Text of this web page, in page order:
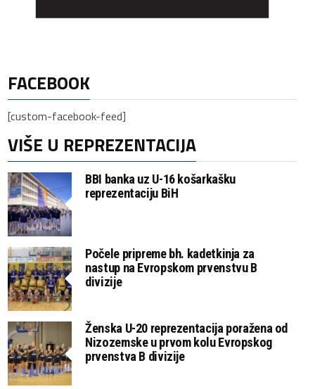
FACEBOOK
[custom-facebook-feed]
VIŠE U REPREZENTACIJA
BBI banka uz U-16 košarkašku
reprezentaciju BiH
Počele pripreme bh. kadetkinja za
nastup na Evropskom prvenstvu B
divizije
Ženska U-20 reprezentacija poražena od
Nizozemske u prvom kolu Evropskog
prvenstva B divizije